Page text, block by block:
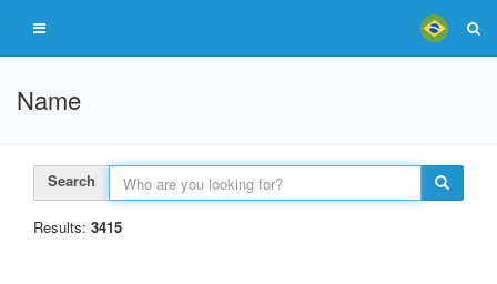
Name
Search
Results: 3415